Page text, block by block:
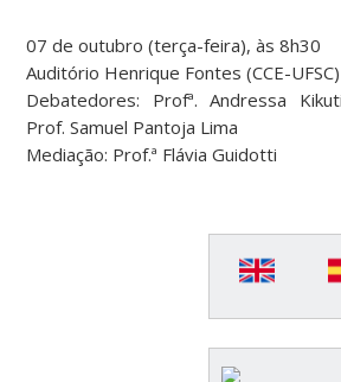
07 de outubro (terça-feira), às 8h30
Auditório Henrique Fontes (CCE-UFSC)
Debatedores: Profª. Andressa
Prof. Samuel Pantoja Lima
Mediação: Prof.ª Flávia Guidotti